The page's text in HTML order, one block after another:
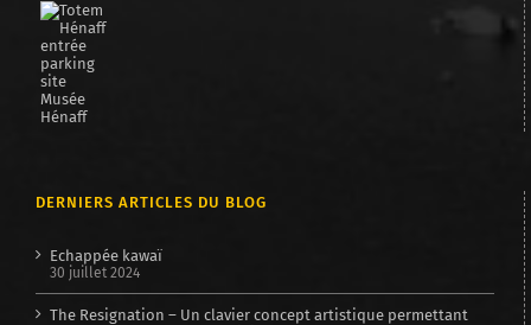
DERNIERS ARTICLES DU BLOG
Echappée kawaï
30 juillet 2024
The Resignation – Un clavier concept artistique permettant